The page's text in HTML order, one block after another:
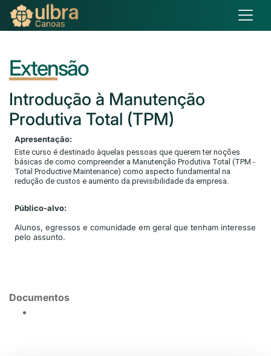
Extensão
Introdução à Manutenção
Produtiva Total (TPM)
Apresentação:
Este curso é destinado àquelas pessoas que querem ter noções
básicas de como compreender a Manutenção Produtiva Total (TPM -
Total Productive Maintenance) como aspecto fundamental na
redução de custos e aumento da previsibilidade da empresa.
Público-alvo:
Alunos, egressos e comunidade em geral que tenham interesse
pelo assunto.
Documentos